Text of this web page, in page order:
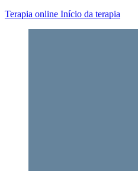
Terapia online Início da terapia